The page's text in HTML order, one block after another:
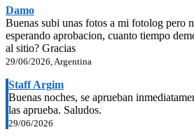
Damo
Buenas subi unas fotos a mi fotolog pero
esperando aprobacion, cuanto tiempo
al sitio? Gracias
29/06/2026, Argentina
Staff Argim
Buenas noches, se aprueban
las aprueba. Saludos.
29/06/2026